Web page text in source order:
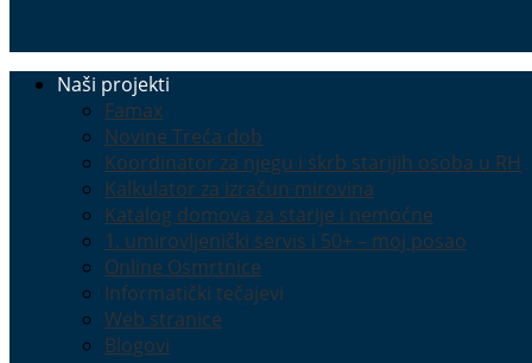
Naši projekti
Famax
Novine Treća dob
Koordinator za njegu i skrb starijih osoba u RH
Kalkulator za izračun mirovina
Katalog domova za starije i nemoćne
1. umirovljenički servis i 50+ – moj posao
Online Osmrtnice
Informatički tečajevi
Web stranice
Blogovi